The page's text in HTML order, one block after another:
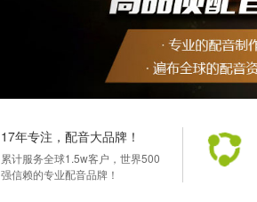
17年专注，配音大品牌！
累计服务全球1.5w客户，世界500
强信赖的专业配音品牌！